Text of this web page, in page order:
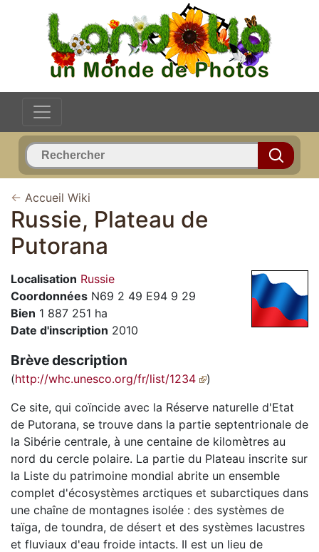
← Accueil Wiki
Russie, Plateau de
Putorana
Localisation Russie
Coordonnées N69 2 49 E94 9 29
Bien 1 887 251 ha
Date d'inscription 2010
Brève description
(http://whc.unesco.org/fr/list/1234
)
Ce site, qui coïncide avec la Réserve naturelle d'Etat
de Putorana, se trouve dans la partie septentrionale de
la Sibérie centrale, à une centaine de kilomètres au
nord du cercle polaire. La partie du Plateau inscrite sur
la Liste du patrimoine mondial abrite un ensemble
complet d'écosystèmes arctiques et subarctiques dans
une chaîne de montagnes isolée : des systèmes de
taïga, de toundra, de désert et des systèmes lacustres
et fluviaux d'eau froide intacts. Il est un lieu de